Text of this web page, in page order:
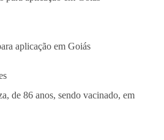
aplicação em Goiás